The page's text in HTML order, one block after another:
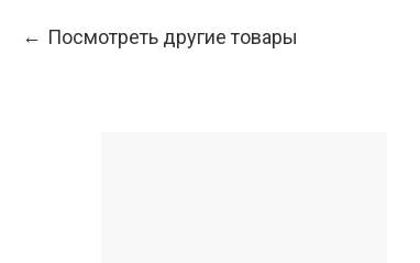
Посмотреть другие товары